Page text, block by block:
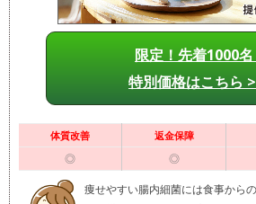
限定！先着1000名
特別価格はこちら
体質改善 返金保障
◎ ◎
痩せやすい腸内細菌には食事から